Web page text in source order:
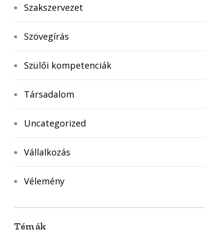
Szakszervezet
Szövegírás
Szülői kompetenciák
Társadalom
Uncategorized
Vállalkozás
Vélemény
Témák